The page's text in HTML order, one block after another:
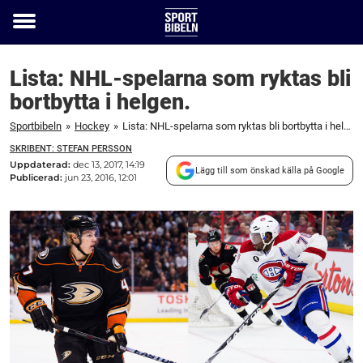
Toggle
Lista: NHL-spelarna som ryktas bli
bortbytta i helgen.
Sportbibeln » Hockey » Lista: NHL-spelarna som ryktas bli bortbytta i helgen.
SKRIBENT: STEFAN PERSSON
Uppdaterad: dec 13, 2017, 14:19
Publicerad: jun 23, 2016, 12:01
Lägg till som önskad källa på Google